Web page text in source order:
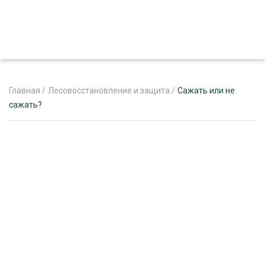
Главная / Лесовосстановление и защита / Сажать или не
сажать?